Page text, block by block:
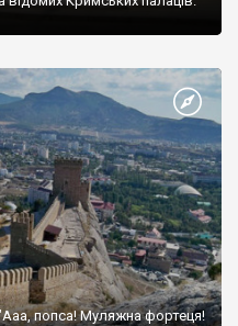
попса! Муляжна фортеця!